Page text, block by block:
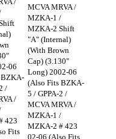
06
/
/
423
Fits
MCVA MRVA /
MZKA-1 /
MZKA-2 Shift
"A" (Internal)
(With Brown
Cap) (3.130"
Long) 2002-06
(Also Fits BZKA-
5 / GPPA-2 /
MCVA MRVA /
MZKA-1 /
MZKA-2 # 423
02-06 (Also Fits